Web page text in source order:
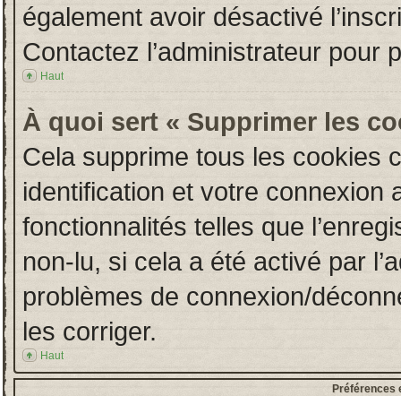
également avoir désactivé
Contactez l’administrateur pour
Haut
À quoi sert « Supprimer les
Cela supprime tous les cookies
identification et votre connexion
fonctionnalités telles que
non-lu, si cela a été activé par
problèmes de connexion/
les corriger.
Haut
Préférences